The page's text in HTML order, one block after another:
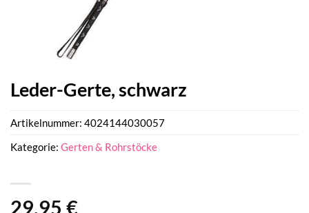
Leder-Gerte, schwarz
29,95 €
Artikelnummer: 4024144030057
Kategorie: Gerten & Rohrstöcke